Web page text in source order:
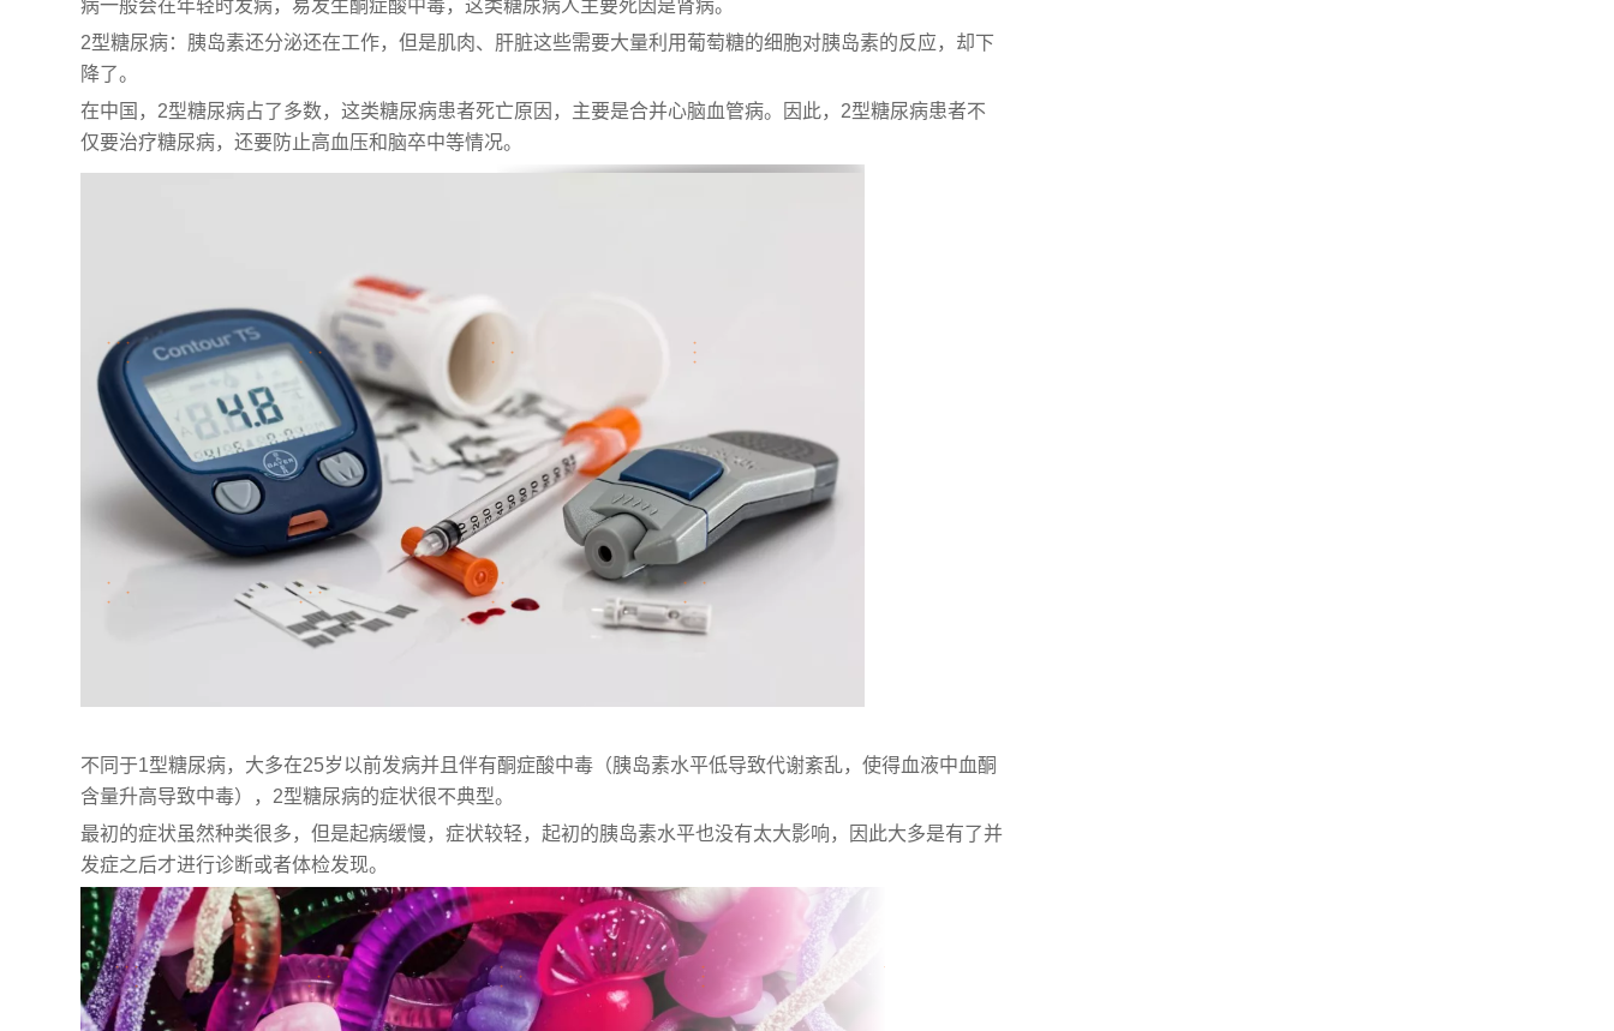
病一般会在年轻时发病，易发生酮症酸中毒，这类糖尿病人主要死因是肾病。
2型糖尿病：胰岛素还分泌还在工作，但是肌肉、肝脏这些需要大量利用葡萄糖的细胞对胰岛素的反应，却下
降了。
在中国，2型糖尿病占了多数，这类糖尿病患者死亡原因，主要是合并心脑血管病。因此，2型糖尿病患者不
仅要治疗糖尿病，还要防止高血压和脑卒中等情况。
不同于1型糖尿病，大多在25岁以前发病并且伴有酮症酸中毒（胰岛素水平低导致代谢紊乱，使得血液中血酮
含量升高导致中毒），2型糖尿病的症状很不典型。
最初的症状虽然种类很多，但是起病缓慢，症状较轻，起初的胰岛素水平也没有太大影响，因此大多是有了并
发症之后才进行诊断或者体检发现。